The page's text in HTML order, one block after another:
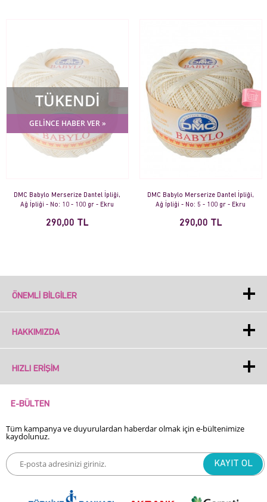
TÜKENDİ
GELİNCE HABER VER »
DMC Babylo Merserize Dantel İpliği,
Ağ İpliği - No: 10 - 100 gr - Ekru
290,00 TL
DMC Babylo Merserize Dantel İpliği,
Ağ İpliği - No: 5 - 100 gr - Ekru
290,00 TL
ÖNEMLI BILGILER
HAKKIMIZDA
HIZLI ERIŞIM
E-BÜLTEN
Tüm kampanya ve duyurulardan haberdar olmak için e-bültenimize
kaydolunuz.